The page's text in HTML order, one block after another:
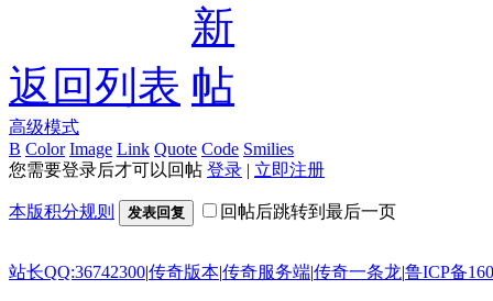
返回列表
高级模式
B Color Image Link Quote Code Smilies
您需要登录后才可以回帖 登录 | 立即注册
本版积分规则 发表回复 回帖后跳转到最后一页
站长QQ:36742300|传奇版本|传奇服务端|传奇一条龙|鲁ICP备